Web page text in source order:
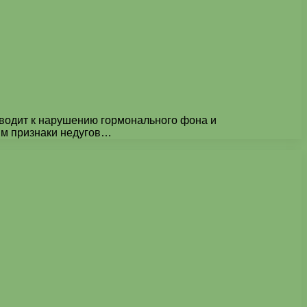
к нарушению гормонального фона и
признаки недугов…